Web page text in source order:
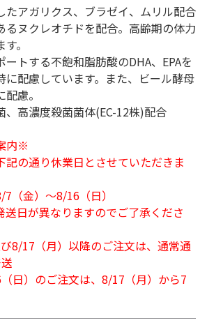
たアガリクス、ブラゼイ、ムリル配合
るヌクレオチドを配合。高齢期の体力
。
ートする不飽和脂肪酸のDHA、EPAを
に配慮しています。また、ビール酵母
慮。
、高濃度殺菌菌体(EC-12株)配合
内※
記の通り休業日とさせていただきま
（金）～8/16（日）
送日が異なりますのでご了承くださ
8/17（月）以降のご注文は、通常通
日）のご注文は、8/17（月）から7